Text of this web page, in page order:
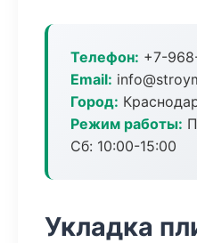
Телефон: +7-
Email:
Город:
Режим работы:
Сб: 10:00-15:00
Укладка